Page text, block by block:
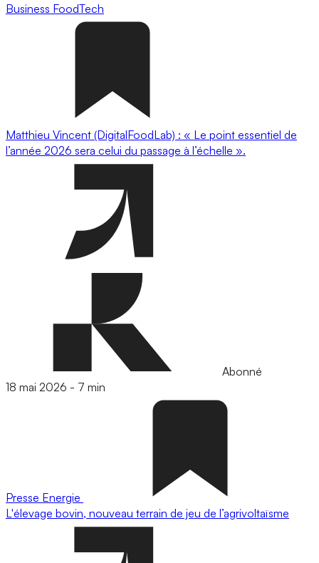
Business FoodTech
Matthieu Vincent (DigitalFoodLab) : « Le point essentiel de
l’année 2026 sera celui du passage à l’échelle ».
Abonné
18 mai 2026 - 7 min
Presse Energie
L'élevage bovin, nouveau terrain de jeu de l’agrivoltaïsme